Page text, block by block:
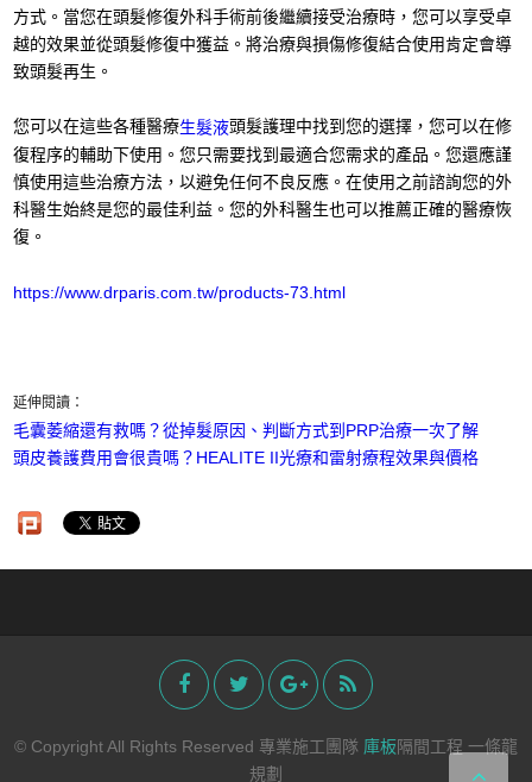
方式。當您在頭髮修復外科手術前後繼續接受治療時，您可以享受卓
越的效果並從頭髮修復中獲益。將治療與損傷修復結合使用肯定會導
致頭髮再生。
您可以在這些各種醫療生髮液頭髮護理中找到您的選擇，您可以在修
復程序的輔助下使用。您只需要找到最適合您需求的產品。您還應謹
慎使用這些治療方法，以避免任何不良反應。在使用之前諮詢您的外
科醫生始終是您的最佳利益。您的外科醫生也可以推薦正確的醫療恢
復。
https://www.drparis.com.tw/products-73.html
延伸閱讀：
毛囊萎縮還有救嗎？從掉髮原因、判斷方式到PRP治療一次了解
頭皮養護費用會很貴嗎？HEALITE II光療和雷射療程效果與價格​
© Copyright All Rights Reserved 專業施工團隊 庫板隔間工程 一條龍
規劃